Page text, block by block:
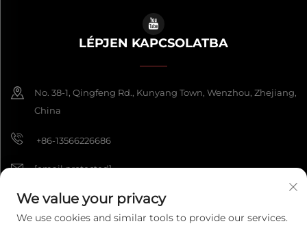
LÉPJEN KAPCSOLATBA
No. 38-1, Qingfeng Rd., Kunyang Town, Wenzhou, Zhejiang,
China
+86-13566226686
[email protected]
We value your privacy
We use cookies and similar tools to provide our services.